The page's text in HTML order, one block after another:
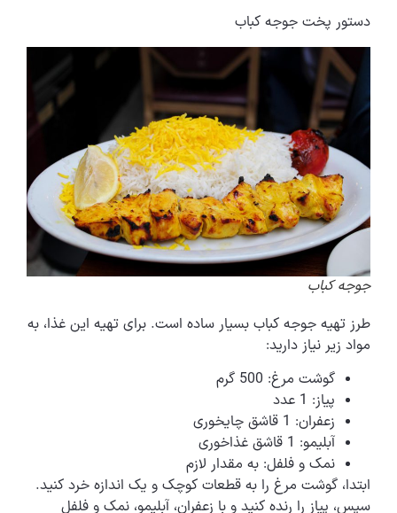
دستور پخت جوجه کباب
جوجه کباب
طرز تهیه جوجه کباب بسیار ساده است. برای تهیه این غذا، به
مواد زیر نیاز دارید:
گوشت مرغ: 500 گرم
پیاز: 1 عدد
زعفران: 1 قاشق چایخوری
آبلیمو: 1 قاشق غذاخوری
نمک و فلفل: به مقدار لازم
ابتدا، گوشت مرغ را به قطعات کوچک و یک اندازه خرد کنید.
سپس، پیاز را رنده کنید و با زعفران، آبلیمو، نمک و فلفل